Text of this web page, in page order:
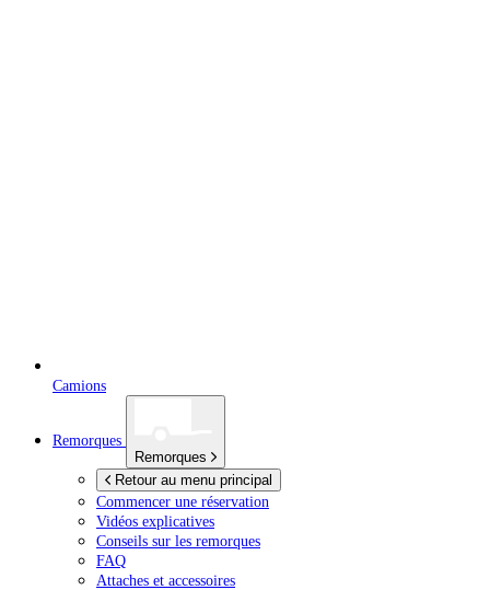
Camions
Remorques
Remorques
Retour au menu principal
Commencer une réservation
Vidéos explicatives
Conseils sur les remorques
FAQ
Attaches et accessoires